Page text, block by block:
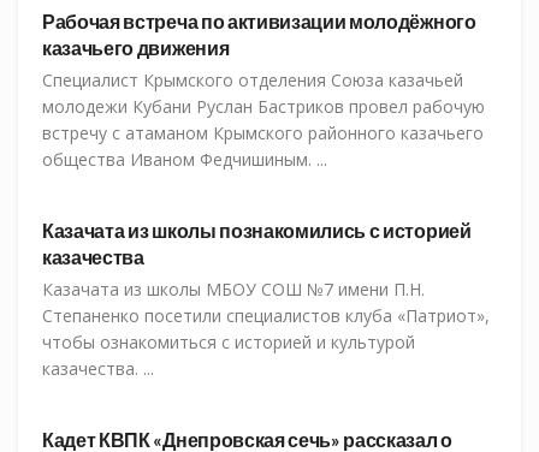
Рабочая встреча по активизации молодёжного
казачьего движения
Специалист Крымского отделения Союза казачьей
молодежи Кубани Руслан Бастриков провел рабочую
встречу с атаманом Крымского районного казачьего
общества Иваном Федчишиным. ...
Казачата из школы познакомились с историей
казачества
Казачата из школы МБОУ СОШ №7 имени П.Н.
Степаненко посетили специалистов клуба «Патриот»,
чтобы ознакомиться с историей и культурой
казачества. ...
Кадет КВПК «Днепровская сечь» рассказал о